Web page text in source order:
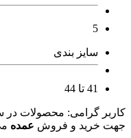
5
سایز بندی
41 تا 44
کاربر گرامی: محصولات در
جهت خرید و فروش عمده